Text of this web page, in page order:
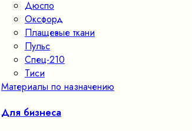
Дюспо
Оксфорд
Плащевые ткани
Пульс
Спец-210
Тиси
Материалы по назначению
Для бизнеса